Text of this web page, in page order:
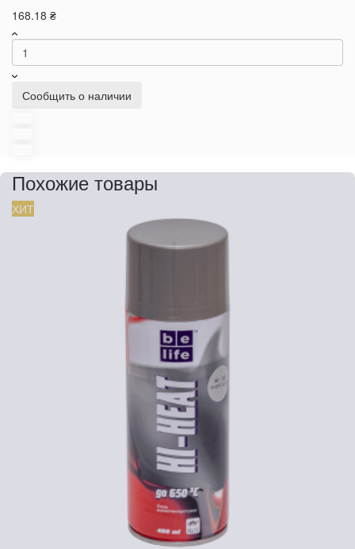
168.18 ₴
Сообщить о наличии
Похожие товары
ХИТ